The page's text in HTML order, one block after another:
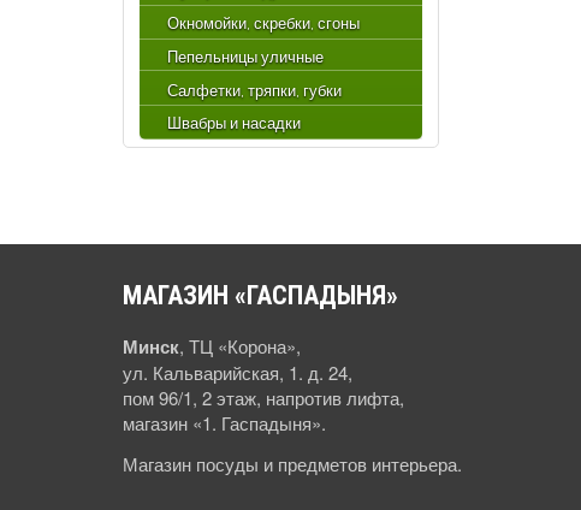
Окномойки, скребки, сгоны
Пепельницы уличные
Салфетки, тряпки, губки
Швабры и насадки
МАГАЗИН «ГАСПАДЫНЯ»
Минск, ТЦ «Корона»,
ул. Кальварийская, 1. д. 24,
пом 96/1, 2 этаж, напротив лифта,
магазин «1. Гаспадыня».
Магазин посуды и предметов интерьера.